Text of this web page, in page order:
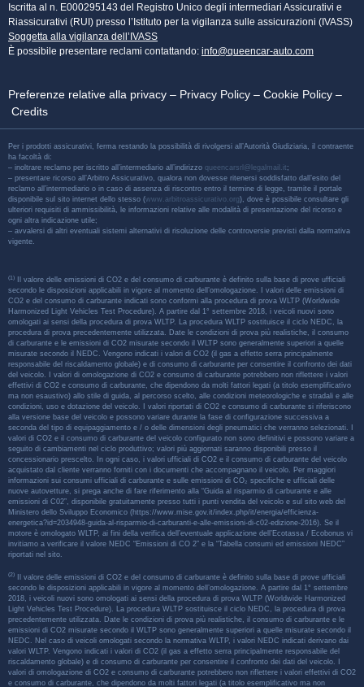
Iscritta al n. E000295143 del Registro Unico degli intermediari Assicurativi e
Riassicurativi (RUI) presso l’Istituto per la vigilanza sulle assicurazioni (IVASS)
Soggetta alla vigilanza dell’IVASS
È possibile presentare reclami contattando: info@queencar-auto.com
Preferenze relative alla privacy – Privacy Policy – Cookie Policy –
Credits
Per i prodotti assicurativi, ferma restando la possibilità di rivolgersi all’Autorità Giudiziaria, il contraente
ha facoltà di:
– inoltrare reclamo per iscritto all’intermediario all’indirizzo queencarsrl@legalmail.it ;
– presentare ricorso all’Arbitro Assicurativo, qualora non dovesse ritenersi soddisfatto dall’esito del
reclamo all’intermediario o in caso di assenza di riscontro entro il termine di legge, tramite il portale
disponibile sul sito internet dello stesso (www.arbitroassicurativo.org), dove è possibile consultare gli
ulteriori requisiti di ammissibilità, le informazioni relative alle modalità di presentazione del ricorso e
ogni altra indicazione utile;
– avvalersi di altri eventuali sistemi alternativi di risoluzione delle controversie previsti dalla normativa
vigente.
(1)
Il valore delle emissioni di CO2 e del consumo di carburante è definito sulla base di prove ufficiali
secondo le disposizioni applicabili in vigore al momento dell’omologazione. I valori delle emissioni di
CO2 e del consumo di carburante indicati sono conformi alla procedura di prova WLTP (Worldwide
Harmonized Light Vehicles Test Procedure). A partire dal 1° settembre 2018, i veicoli nuovi sono
omologati ai sensi della procedura di prova WLTP. La procedura WLTP sostituisce il ciclo NEDC, la
procedura di prova precedentemente utilizzata. Date le condizioni di prova più realistiche, il consumo
di carburante e le emissioni di CO2 misurate secondo il WLTP sono generalmente superiori a quelle
misurate secondo il NEDC. Vengono indicati i valori di CO2 (il gas a effetto serra principalmente
responsabile del riscaldamento globale) e di consumo di carburante per consentire il confronto dei dati
del veicolo. I valori di omologazione di CO2 e consumo di carburante potrebbero non riflettere i valori
effettivi di CO2 e consumo di carburante, che dipendono da molti fattori legati (a titolo esemplificativo
ma non esaustivo) allo stile di guida, al percorso scelto, alle condizioni meteorologiche e stradali e alle
condizioni, uso e dotazione del veicolo. I valori riportati di CO2 e consumo di carburante si riferiscono
alla versione base del veicolo e possono variare durante la fase di configurazione successiva a
seconda del tipo di equipaggiamento e / o delle dimensioni degli pneumatici che verranno selezionati. I
valori di CO2 e il consumo di carburante del veicolo configurato non sono definitivi e possono variare a
seguito di cambiamenti nel ciclo produttivo; valori più aggiornati saranno disponibili presso il
concessionario prescelto. In ogni caso, i valori ufficiali di CO2 e il consumo di carburante del veicolo
acquistato dal cliente verranno forniti con i documenti che accompagnano il veicolo. Per maggiori
informazioni sui consumi ufficiali di carburante e sulle emissioni di CO₂ specifiche e ufficiali delle
nuove autovetture, si prega anche di fare riferimento alla “Guida al risparmio di carburante e alle
emissioni di C02”, disponibile gratuitamente presso tutti i punti vendita del veicolo e sul sito web del
Ministero dello Sviluppo Economico (https://www.mise.gov.it/index.php/it/energia/efficienza-
energetica?id=2034948-guida-al-risparmio-di-carburanti-e-alle-emissioni-di-c02-edizione-2016). Se il
motore è omologato WLTP, ai fini della verifica dell’eventuale applicazione dell’Ecotassa / Ecobonus vi
invitiamo a verificare il valore NEDC “Emissioni di CO 2” e la “Tabella consumi ed emissioni NEDC”
riportati nel sito.
(2)
Il valore delle emissioni di CO2 e del consumo di carburante è definito sulla base di prove ufficiali
secondo le disposizioni applicabili in vigore al momento dell’omologazione. A partire dal 1° settembre
2018, i veicoli nuovi sono omologati ai sensi della procedura di prova WLTP (Worldwide Harmonized
Light Vehicles Test Procedure). La procedura WLTP sostituisce il ciclo NEDC, la procedura di prova
precedentemente utilizzata. Date le condizioni di prova più realistiche, il consumo di carburante e le
emissioni di CO2 misurate secondo il WLTP sono generalmente superiori a quelle misurate secondo il
NEDC. Nel caso di veicoli omologati secondo la normativa WLTP, i valori NEDC indicati derivano dai
valori WLTP. Vengono indicati i valori di CO2 (il gas a effetto serra principalmente responsabile del
riscaldamento globale) e di consumo di carburante per consentire il confronto dei dati del veicolo. I
valori di omologazione di CO2 e consumo di carburante potrebbero non riflettere i valori effettivi di CO2
e consumo di carburante, che dipendono da molti fattori legati (a titolo esemplificativo ma non